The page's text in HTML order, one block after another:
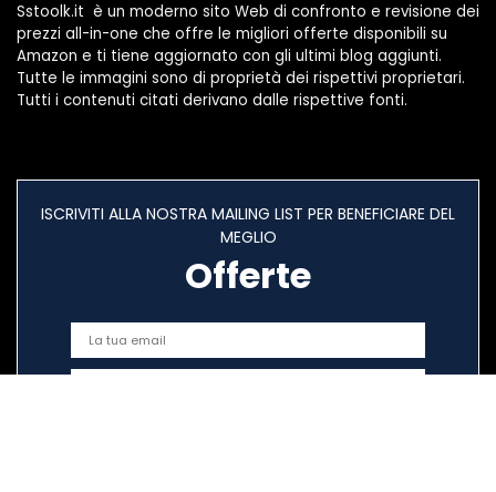
Sstoolk.it è un moderno sito Web di confronto e revisione dei
prezzi all-in-one che offre le migliori offerte disponibili su
Amazon e ti tiene aggiornato con gli ultimi blog aggiunti.
Tutte le immagini sono di proprietà dei rispettivi proprietari.
Tutti i contenuti citati derivano dalle rispettive fonti.
ISCRIVITI ALLA NOSTRA MAILING LIST PER BENEFICIARE DEL
MEGLIO
Offerte